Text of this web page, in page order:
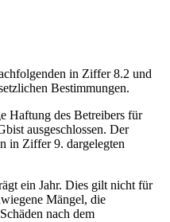
in Ziffer 8.2 und
Bestimmungen.
Haftung des Betreibers für
ausgeschlossen. Der
in Ziffer 9. dargelegten
ein Jahr. Dies gilt nicht für
Mängel, die
nach dem